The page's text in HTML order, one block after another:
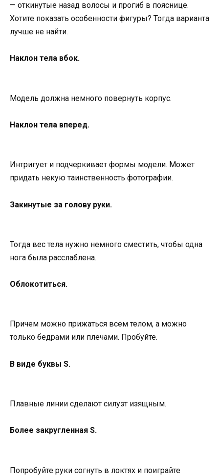
— откинутые назад волосы и прогиб в пояснице.
Хотите показать особенности фигуры? Тогда варианта
лучше не найти.
Наклон тела вбок.
Модель должна немного повернуть корпус.
Наклон тела вперед.
Интригует и подчеркивает формы модели. Может
придать некую таинственность фотографии.
Закинутые за голову руки.
Тогда вес тела нужно немного сместить, чтобы одна
нога была расслаблена.
Облокотиться.
Причем можно прижаться всем телом, а можно
только бедрами или плечами. Пробуйте.
В виде буквы S.
Плавные линии сделают силуэт изящным.
Более закругленная S.
Попробуйте руки согнуть в локтях и поиграйте